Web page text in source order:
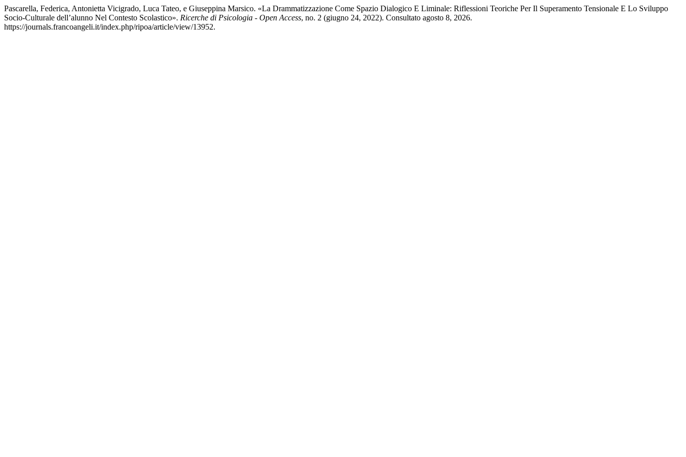
Pascarella, Federica, Antonietta Vicigrado, Luca Tateo, e Giuseppina Marsico. «La Drammatizzazione Come Spazio Dialogico E Liminale: Riflessioni Teoriche Per Il Superamento Tensionale E Lo Sviluppo
Socio-Culturale dell’alunno Nel Contesto Scolastico». Ricerche di Psicologia - Open Access, no. 2 (giugno 24, 2022). Consultato agosto 8, 2026.
https://journals.francoangeli.it/index.php/ripoa/article/view/13952.